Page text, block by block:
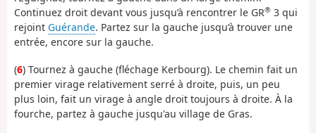
Continuez droit devant vous jusqu’à rencontrer le GR® 3 qui
rejoint Guérande. Partez sur la gauche jusqu’à trouver une
entrée, encore sur la gauche.
(6) Tournez à gauche (fléchage Kerbourg). Le chemin fait un
premier virage relativement serré à droite, puis, un peu
plus loin, fait un virage à angle droit toujours à droite. À la
fourche, partez à gauche jusqu'au village de Gras.